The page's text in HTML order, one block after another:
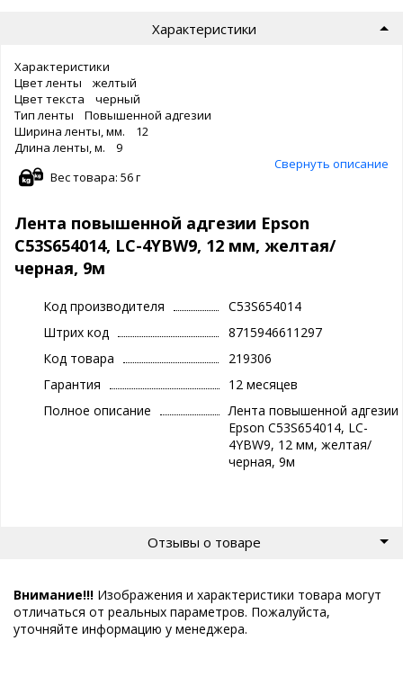
Характеристики
Характеристики
Цвет ленты желтый
Цвет текста черный
Тип ленты Повышенной адгезии
Ширина ленты, мм. 12
Длина ленты, м. 9
Свернуть описание
Вес товара: 56 г
Лента повышенной адгезии Epson
C53S654014, LC-4YBW9, 12 мм, желтая/
черная, 9м
Код производителя
C53S654014
Штрих код
8715946611297
Код товара
219306
Гарантия
12 месяцев
Полное описание
Лента повышенной адгезии
Epson C53S654014, LC-
4YBW9, 12 мм, желтая/
черная, 9м
Отзывы о товаре
Внимание!!! Изображения и характеристики товара могут
отличаться от реальных параметров. Пожалуйста,
уточняйте информацию у менеджера.